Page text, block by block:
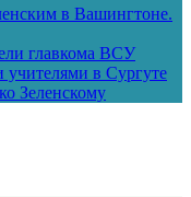
в Вашингтоне.
главкома ВСУ
учителями в Сургуте
Зеленскому